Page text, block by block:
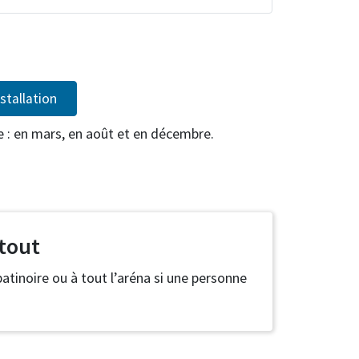
en mars, en août et en décembre.
ou à tout l’aréna si une personne